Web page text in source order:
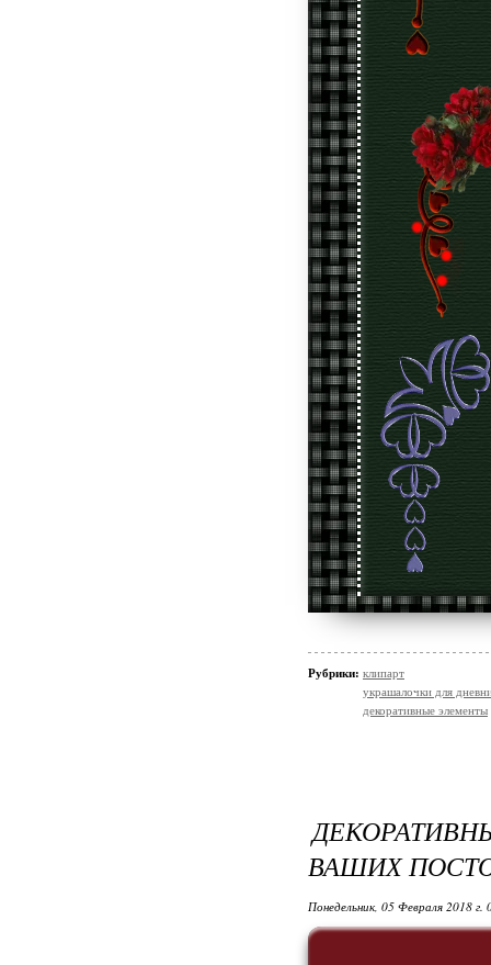
Рубрики: клипарт
украшалочки для
декоративные элементы
ВАШИХ
Понедельник, 05 Февраля 2018